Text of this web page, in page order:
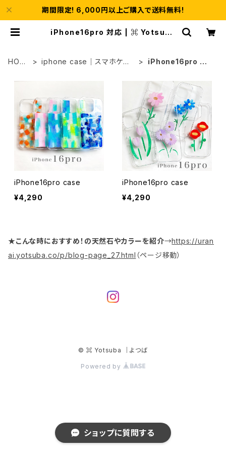
期間限定! 6,000円以上ご購入で送料無料!
iPhone16pro 対応 | ⌘ Yotsuba
HOM
iphone case｜スマホケー
iPhone16pro 対
iPhone16pro case
¥4,290
iPhone16pro case
¥4,290
★こんな時におすすめ！の天然石やカラーを紹介→https://uran
ai.yotsuba.co/p/blog-page_27.html （ページ移動）
© ⌘ Yotsuba ｜よつば
Powered by
ショップに質問する